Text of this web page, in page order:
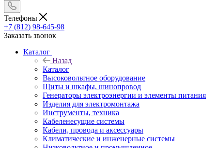
Телефоны
+7 (812) 98-645-98
Заказать звонок
Каталог
Назад
Каталог
Высоковольтное оборудование
Щиты и шкафы, шинопровод
Генераторы электроэнергии и элементы питания
Изделия для электромонтажа
Инструменты, техника
Кабеленесущие системы
Кабели, провода и аксессуары
Климатические и инженерные системы